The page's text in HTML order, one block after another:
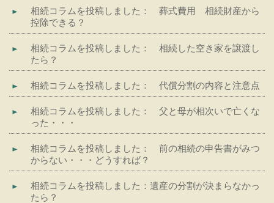
相続コラムを投稿しました： 葬式費用 相続財産から
控除できる？
相続コラムを投稿しました： 相続した空き家を譲渡し
たら？
相続コラムを投稿しました： 代償分割の内容と注意点
相続コラムを投稿しました： 父と母が相次いで亡くな
った・・・
相続コラムを投稿しました： 前の相続の申告書がみつ
からない・・・どうすれば？
相続コラムを投稿しました：遺産の分割が決まらなかっ
たら？